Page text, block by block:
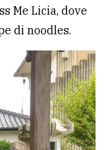
Me Licia, dove
di noodles.